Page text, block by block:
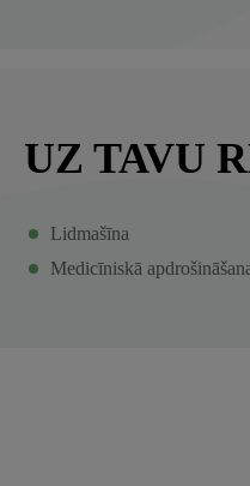
UZ TAVU
Lidmašīna
Medicīniskā